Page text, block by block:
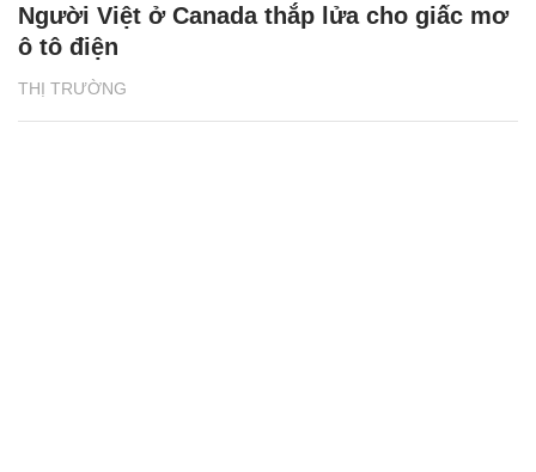
THỊ TRƯỜNG
Người Việt ở Canada thắp lửa cho giấc mơ
ô tô điện